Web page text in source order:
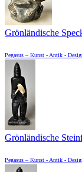
Grönländische
Pegasus – Kunst - Antik -
Grönländische
Pegasus – Kunst - Antik -